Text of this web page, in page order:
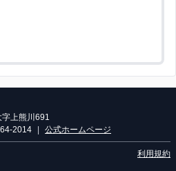
上熊川691
2014 公式ホームページ
利用規約